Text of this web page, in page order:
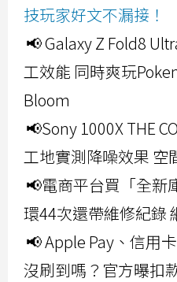
技玩家好文不漏接！
📢 Galaxy Z Fold8
工效能 同時爽玩
Bloom
📢Sony 1000X THE
工地實測降噪效果 空
📢電商平台買「全新
環44次還帶維修紀錄
📢 Apple Pay、信用
沒刷到嗎？官方曝扣